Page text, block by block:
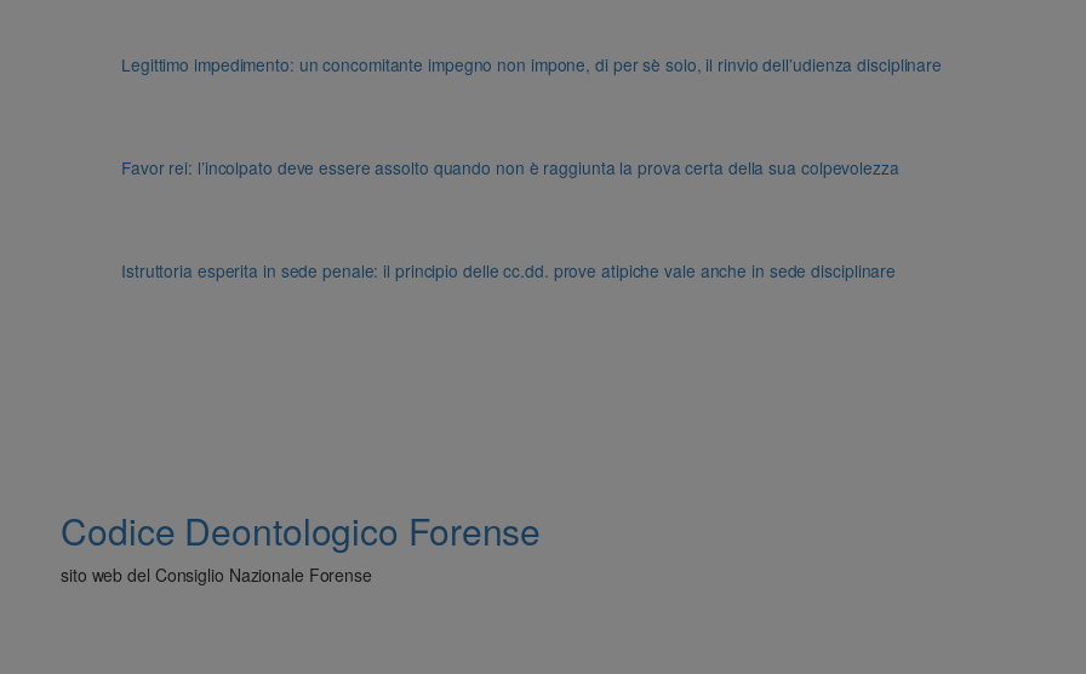
Legittimo impedimento: un concomitante impegno non impone, di per sè solo, il rinvio dell’udienza disciplinare
Favor rei: l’incolpato deve essere assolto quando non è raggiunta la prova certa della sua colpevolezza
Istruttoria esperita in sede penale: il principio delle cc.dd. prove atipiche vale anche in sede disciplinare
Codice Deontologico Forense
sito web del Consiglio Nazionale Forense